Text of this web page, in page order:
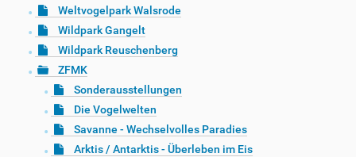
Weltvogelpark Walsrode
Wildpark Gangelt
Wildpark Reuschenberg
ZFMK
Sonderausstellungen
Die Vogelwelten
Savanne - Wechselvolles Paradies
Arktis / Antarktis - Überleben im Eis